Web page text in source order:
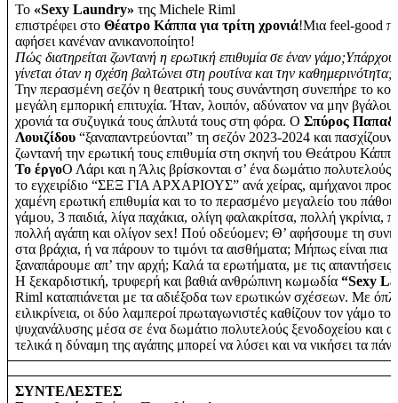
Το «Sexy Laundry» της Michele Riml
επιστρέφει στο Θέατρο Κάππα για τρίτη χρονιά!Μια feel-good
αφήσει κανέναν ανικανοποίητο!
Πώς διατηρείται ζωντανή η ερωτική επιθυμία σε έναν γάμο;
γίνεται όταν η σχέση βαλτώνει στη ρουτίνα και την καθημερινότητα;
Την περασμένη σεζόν η θεατρική τους συνάντηση συνεπήρε το
μεγάλη εμπορική επιτυχία. Ήταν, λοιπόν, αδύνατον να μην
χρονιά τα συζυγικά τους άπλυτά τους στη φόρα. Ο Σπύρος
Λουιζίδου “ξαναπαντρεύονται” τη σεζόν 2023-2024 και
ζωντανή την ερωτική τους επιθυμία στη σκηνή του Θεάτρου
Το έργοΟ Λάρι και η Άλις βρίσκονται σ’ ένα δωμάτιο πολυτελούς
το εγχειρίδιο “ΣΕΞ ΓΙΑ ΑΡΧΑΡΙΟΥΣ” ανά χείρας, αμήχανοι
χαμένη ερωτική επιθυμία και το το περασμένο μεγαλείο του
γάμου, 3 παιδιά, λίγα παχάκια, ολίγη φαλακρίτσα, πολλή γκρίνια,
πολλή αγάπη και ολίγον sex! Πού οδεύομεν; Θ’ αφήσουμε τη
στα βράχια, ή να πάρουν το τιμόνι τα αισθήματα; Μήπως είναι
ξαναπάρουμε απ’ την αρχή; Καλά τα ερωτήματα, με τις απαντήσεις
Η ξεκαρδιστική, τρυφερή και βαθιά ανθρώπινη κωμωδία “Sexy
Riml καταπιάνεται με τα αδιέξοδα των ερωτικών σχέσεων. Με
ειλικρίνεια, οι δύο λαμπεροί πρωταγωνιστές καθίζουν τον γάμο
ψυχανάλυσης μέσα σε ένα δωμάτιο πολυτελούς ξενοδοχείου και
τελικά η δύναμη της αγάπης μπορεί να λύσει και να νικήσει τα
ΣΥΝΤΕΛΕΣΤΕΣ